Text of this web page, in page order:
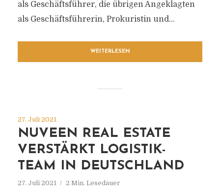
als Geschäftsführer, die übrigen Angeklagten
als Geschäftsführerin, Prokuristin und...
WEITERLESEN
27. Juli 2021
NUVEEN REAL ESTATE
VERSTÄRKT LOGISTIK-
TEAM IN DEUTSCHLAND
27. Juli 2021 2 Min. Lesedauer